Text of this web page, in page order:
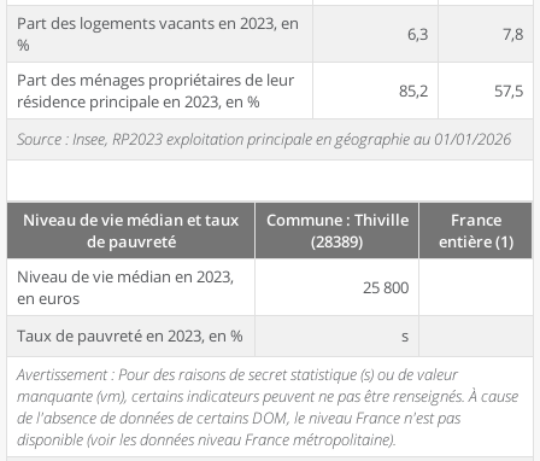
Part des logements vacants en 2023, en
%
6,3 7,8
Part des ménages propriétaires de leur
résidence principale en 2023, en %
85,2 57,5
Source : Insee, RP2023 exploitation principale en géographie au 01/01/2026
Niveau de vie médian et taux
de pauvreté
Commune : Thiville
(28389)
France
entière (1)
Niveau de vie médian en 2023,
en euros
25 800
Taux de pauvreté en 2023, en %
s
Avertissement : Pour des raisons de secret statistique (s) ou de valeur
manquante (vm), certains indicateurs peuvent ne pas être renseignés. À cause
de l'absence de données de certains DOM, le niveau France n'est pas
disponible (voir les données niveau France métropolitaine).